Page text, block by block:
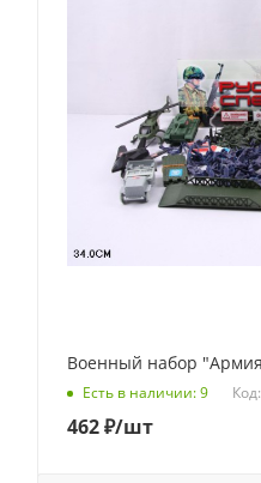
Военный набор
Есть в наличии: 9
462₽/шт